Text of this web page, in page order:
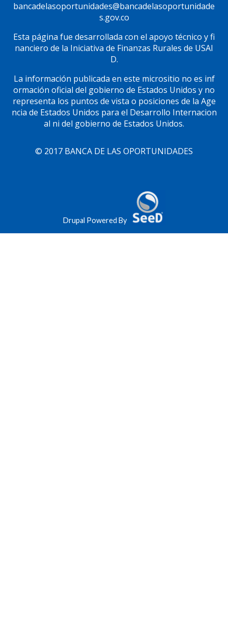
bancadelasoportunidades@bancadelasoportunidade
s.gov.co
Esta página fue desarrollada con el apoyo técnico y fi
nanciero de la Iniciativa de Finanzas Rurales de USAI
D.
La información publicada en este micrositio no es inf
ormación oficial del gobierno de Estados Unidos y no
representa los puntos de vista o posiciones de la Age
ncia de Estados Unidos para el Desarrollo Internacion
al ni del gobierno de Estados Unidos.
© 2017 BANCA DE LAS OPORTUNIDADES
Drupal Powered By